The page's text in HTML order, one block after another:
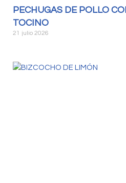
PECHUGAS DE POLLO
TOCINO
21 julio 2026